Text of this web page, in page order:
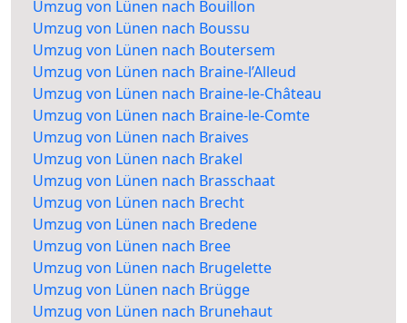
Umzug von Lünen nach Bouillon
Umzug von Lünen nach Boussu
Umzug von Lünen nach Boutersem
Umzug von Lünen nach Braine-l’Alleud
Umzug von Lünen nach Braine-le-Château
Umzug von Lünen nach Braine-le-Comte
Umzug von Lünen nach Braives
Umzug von Lünen nach Brakel
Umzug von Lünen nach Brasschaat
Umzug von Lünen nach Brecht
Umzug von Lünen nach Bredene
Umzug von Lünen nach Bree
Umzug von Lünen nach Brugelette
Umzug von Lünen nach Brügge
Umzug von Lünen nach Brunehaut